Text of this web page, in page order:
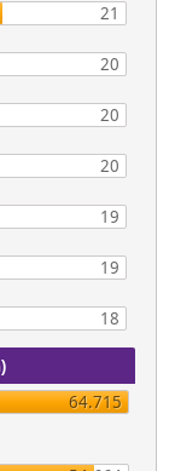
21
20
20
20
19
19
18
64.715